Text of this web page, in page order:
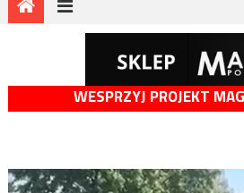
WESPRZYJ PROJEKT